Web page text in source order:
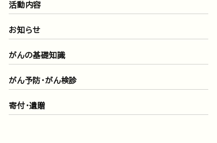
活動内容
お知らせ
がんの基礎知識
がん予防・がん検診
寄付・遺贈